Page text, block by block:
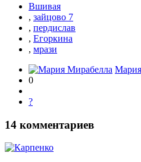
Вшивая
, зайцово 7
, пердислав
, Егоркина
, мрази
0
?
14 комментариев